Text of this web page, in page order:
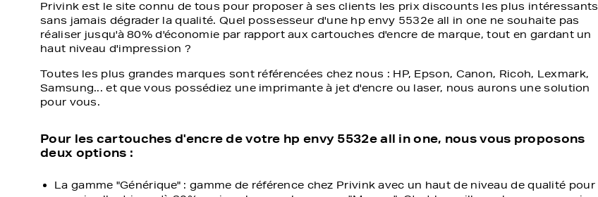
Privink est le site connu de tous pour proposer à ses clients les prix discounts les plus intéressants
sans jamais dégrader la qualité. Quel possesseur d'une hp envy 5532e all in one ne souhaite pas
réaliser jusqu'à 80% d'économie par rapport aux cartouches d'encre de marque, tout en gardant un
haut niveau d'impression ?
Toutes les plus grandes marques sont référencées chez nous : HP, Epson, Canon, Ricoh, Lexmark,
Samsung... et que vous possédiez une imprimante à jet d'encre ou laser, nous aurons une solution
pour vous.
Pour les cartouches d'encre de votre hp envy 5532e all in one, nous vous proposons
deux options :
La gamme "Générique" : gamme de référence chez Privink avec un haut de niveau de qualité pour